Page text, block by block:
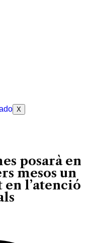
X
posarà en
mesos un
l’atenció